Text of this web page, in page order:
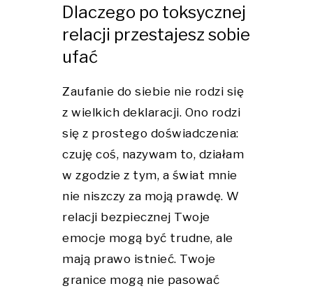
Dlaczego po toksycznej
relacji przestajesz sobie
ufać
Zaufanie do siebie nie rodzi się
z wielkich deklaracji. Ono rodzi
się z prostego doświadczenia:
czuję coś, nazywam to, działam
w zgodzie z tym, a świat mnie
nie niszczy za moją prawdę. W
relacji bezpiecznej Twoje
emocje mogą być trudne, ale
mają prawo istnieć. Twoje
granice mogą nie pasować